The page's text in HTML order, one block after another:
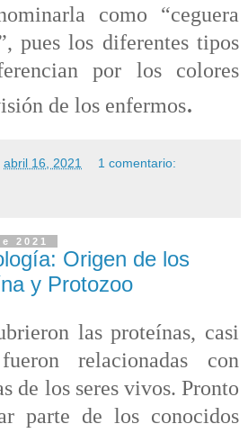
como “ceguera
pues los diferentes tipos
por los colores
de los enfermos.
abril 16, 2021 1 comentario:
2021
Origen de los
y Protozoo
las proteínas, casi
relacionadas con
de los seres vivos. Pronto
parte de los conocidos